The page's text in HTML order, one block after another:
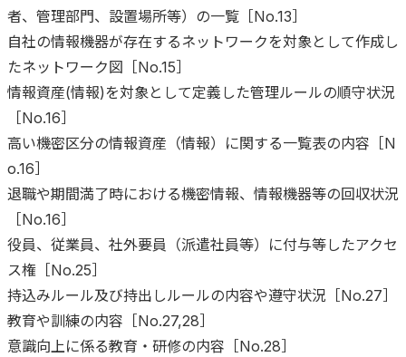
者、管理部門、設置場所等）の一覧［No.13］
自社の情報機器が存在するネットワークを対象として作成し
たネットワーク図［No.15］
情報資産(情報)を対象として定義した管理ルールの順守状況
［No.16］
高い機密区分の情報資産（情報）に関する一覧表の内容［N
o.16］
退職や期間満了時における機密情報、情報機器等の回収状況
［No.16］
役員、従業員、社外要員（派遣社員等）に付与等したアクセ
ス権［No.25］
持込みルール及び持出しルールの内容や遵守状況［No.27］
教育や訓練の内容［No.27,28］
意識向上に係る教育・研修の内容［No.28］